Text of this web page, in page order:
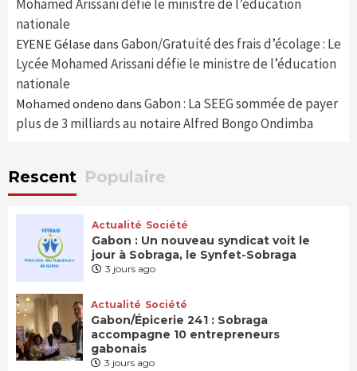
Mohamed Arissani défie le ministre de l’éducation
nationale
EYENE Gélase dans Gabon/Gratuité des frais d’écolage : Le
Lycée Mohamed Arissani défie le ministre de l’éducation
nationale
Mohamed ondeno dans Gabon : La SEEG sommée de payer
plus de 3 milliards au notaire Alfred Bongo Ondimba
Rescent Populaire
Actualité Société
Gabon : Un nouveau syndicat voit le
jour à Sobraga, le Synfet-Sobraga
3 jours ago
Actualité Société
Gabon/Épicerie 241 : Sobraga
accompagne 10 entrepreneurs
gabonais
3 jours ago